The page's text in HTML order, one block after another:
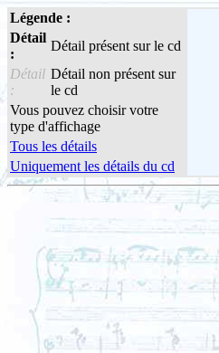
Légende :
Détail
:
Détail présent sur le cd
Détail
:
Détail non présent sur
le cd
Vous pouvez choisir votre
type d'affichage
Tous les détails
Uniquement les détails du cd